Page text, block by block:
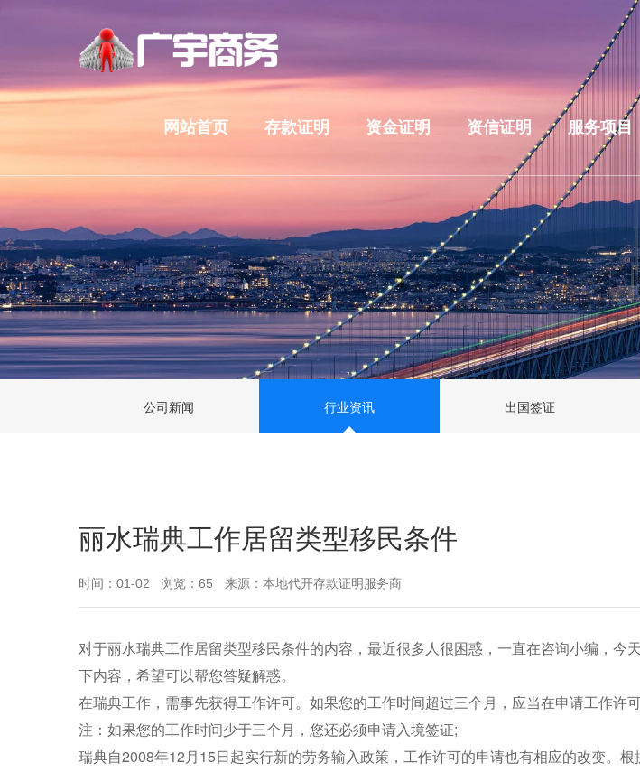
网站首页 存款证明 资金证明 资信证明 服务项目
公司新闻 行业资讯 出国签证
丽水瑞典工作居留类型移民条件
时间：01-02 浏览：65 来源：本地代开存款证明服务商
对于丽水瑞典工作居留类型移民条件的内容，最近很多人很困惑，一直在咨询小编，今
下内容，希望可以帮您答疑解惑。
在瑞典工作，需事先获得工作许可。如果您的工作时间超过三个月，应当在申请工作许
注：如果您的工作时间少于三个月，您还必须申请入境签证;
瑞典自2008年12月15日起实行新的劳务输入政策，工作许可的申请也有相应的改变。